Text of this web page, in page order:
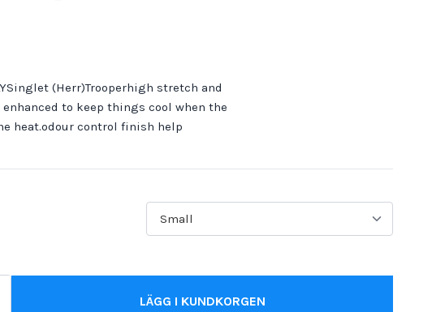
(Herr)Trooperhigh stretch and
enhanced to keep things cool when the
heat.odour control finish help
LÄGG I KUNDKORGEN